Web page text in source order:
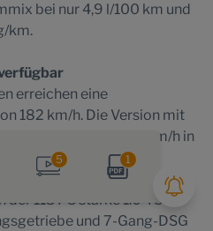
5 1
bei nur 4,9 l/100 km und
km.
erreichen eine
182 km/h. Die Version mit
von 0 auf 100 km/h in
Version mit 10,0
länger braucht. Wie die
115 PS starke 1.0-TSI-
und 7-Gang-DSG